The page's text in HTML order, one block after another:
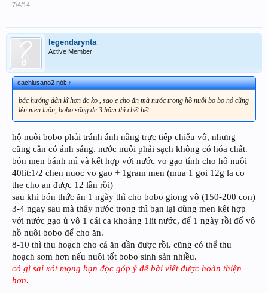
7/4/14
legendarynta
Active Member
cachiusano2 nói:↑
bác hướng dẫn kĩ hơn đc ko , sao e cho ăn mà nước trong hồ nuôi bo bo nó cũng
lên men luôn, bobo sống đc 3 hôm thì chết hết
hộ nuôi bobo phải tránh ánh nắng trực tiếp chiếu vô, nhưng
cũng cần có ánh sáng. nước nuôi phải sạch không có hóa chất.
bón men bánh mì và kết hợp với nước vo gạo tính cho hồ nuôi
40lit:1/2 chen nuoc vo gao + 1gram men (mua 1 goi 12g la co
the cho an được 12 lần rồi)
sau khi bón thức ăn 1 ngày thì cho bobo giong vô (150-200 con)
3-4 ngay sau mà thấy nước trong thì bạn lại dùng men kết hợp
với nước gạo ủ vô 1 cái ca khoảng 1lit nước, để 1 ngày rồi đổ vô
hồ nuôi bobo để cho ăn.
8-10 thì thu hoạch cho cá ăn dần được rồi. cũng có thể thu
hoạch sơm hơn nếu nuôi tốt bobo sinh sản nhiều.
có gì sai xót mọng bạn đọc góp ý để bài viết được hoàn thiện
hơn.